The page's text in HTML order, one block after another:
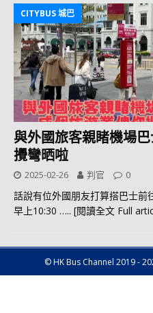
CITYBUS 城巴
與外國旅客親睹機場
攪彎晒啦
2025-02-26 判官 0
話說有位外國朋友打算搭巴士前
早上10:30 ….. [閱讀全文 Full
© HK Bus Channel 2019 -